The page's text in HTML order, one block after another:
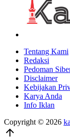
Tentang Kami
Redaksi
Pedoman
Disclaimer
Kebijakan
Karya Anda
Info Iklan
Copyright © 2026
arrow_upward